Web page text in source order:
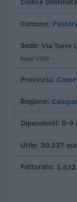
Comune
Sede Via Torre
fonte VIES
Provincia
Regione
Dipendenti 0-9
Utile 30.337
Fatturato